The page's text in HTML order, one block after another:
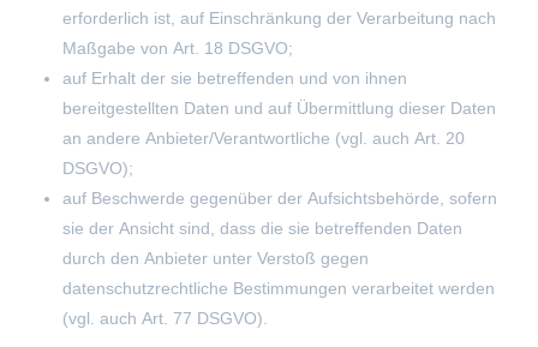
erforderlich ist, auf Einschränkung der Verarbeitung nach
Maßgabe von Art. 18 DSGVO;
auf Erhalt der sie betreffenden und von ihnen
bereitgestellten Daten und auf Übermittlung dieser Daten
an andere Anbieter/Verantwortliche (vgl. auch Art. 20
DSGVO);
auf Beschwerde gegenüber der Aufsichtsbehörde, sofern
sie der Ansicht sind, dass die sie betreffenden Daten
durch den Anbieter unter Verstoß gegen
datenschutzrechtliche Bestimmungen verarbeitet werden
(vgl. auch Art. 77 DSGVO).